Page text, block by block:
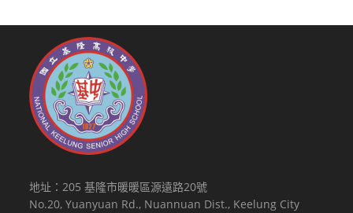
地址：205 基隆市暖暖區源遠路20號
No.20, Yuanyuan Rd., Nuannuan Dist., Keelung City